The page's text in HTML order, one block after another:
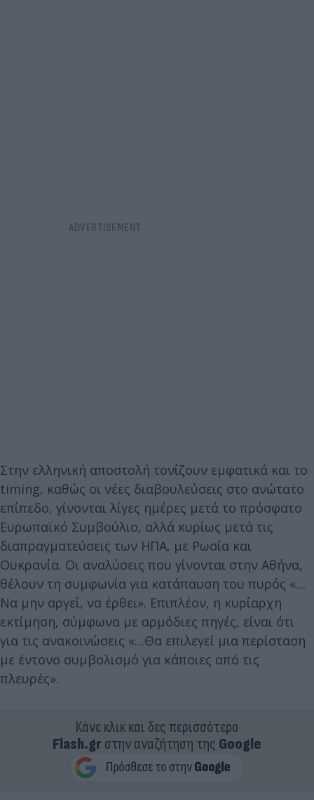
Στην ελληνική αποστολή τονίζουν εμφατικά και το
timing, καθώς οι νέες διαβουλεύσεις στο ανώτατο
επίπεδο, γίνονται λίγες ημέρες μετά το πρόσφατο
Ευρωπαϊκό Συμβούλιο, αλλά κυρίως μετά τις
διαπραγματεύσεις των ΗΠΑ, με Ρωσία και
Ουκρανία. Οι αναλύσεις που γίνονται στην Αθήνα,
θέλουν τη συμφωνία για κατάπαυση του πυρός «…
Να μην αργεί, να έρθει». Επιπλέον, η κυρίαρχη
εκτίμηση, σύμφωνα με αρμόδιες πηγές, είναι ότι
για τις ανακοινώσεις «…Θα επιλεγεί μια περίσταση
με έντονο συμβολισμό για κάποιες από τις
πλευρές».
Κάνε κλικ και δες περισσότερο
Flash.grστην αναζήτηση της Google